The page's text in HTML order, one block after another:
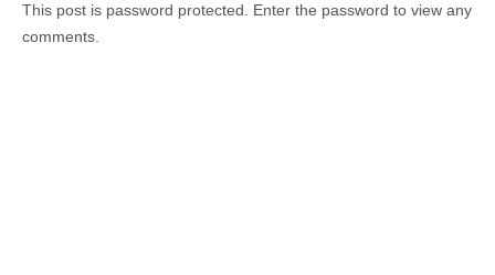
This post is password protected. Enter the password to view any
comments.